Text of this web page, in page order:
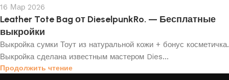
16 Мар 2026
Leather Tote Bag от DieselpunkRo. — Бесплатные
выкройки
Выкройка сумки Тоут из натуральной кожи + бонус косметичка.
Выкройка сделана известным мастером Dies...
Продолжить чтение